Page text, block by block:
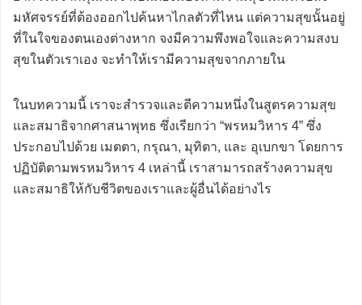
มหัศจรรย์ที่ต้องออกไปค้นหาไกลตัวที่ไหน แต่ความสุขนั้นอยู่
ที่ในใจของตนเองต่างหาก จงมีความพึงพอใจและความสงบ
สุขในตัวเราเอง จะทำให้เรามีความสุขจากภายใน
ในบทความนี้ เราจะสำรวจและตีความหนึ่งในสูตรความสุข
และสมาธิจากศาสนาพุทธ ซึ่งเรียกว่า “พรหมวิหาร 4” ซึ่ง
ประกอบไปด้วย เมตตา, กรุณา, มุทิตา, และ อุเบกขา โดยการ
ปฏิบัติตามพรหมวิหาร 4 เหล่านี้ เราสามารถสร้างความสุข
และสมาธิให้กับชีวิตของเราและผู้อื่นได้อย่างไร